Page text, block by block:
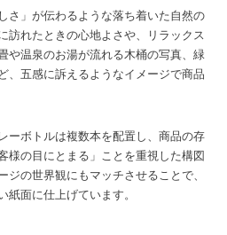
さ」が伝わるような落ち着いた自然の
訪れたときの心地よさや、リラックス
や温泉のお湯が流れる木桶の写真、緑
、五感に訴えるようなイメージで商品
ーボトルは複数本を配置し、商品の存
様の目にとまる」ことを重視した構図
ジの世界観にもマッチさせることで、
紙面に仕上げています。